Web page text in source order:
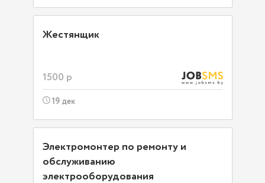
Жестянщик
1500 р
19 дек
Электромонтер по ремонту и
обслуживанию
электрооборудования